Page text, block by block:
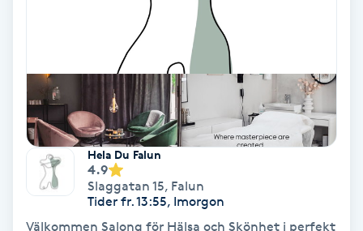
Friskvård
Friskvårdsmassage
Frisör
Funktionsanalys
Hela Du Falun
4.9
Slaggatan 15, Falun
Tider fr. 13:55, Imorgon
Välkommen Salong för Hälsa och Skönhet i perfekt